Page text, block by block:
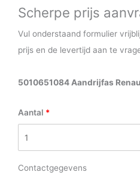
Scherpe prijs
Vul onderstaand formulier
prijs en de levertijd aan te
5010651084 Aandrijfas
Aantal
Contactgegevens